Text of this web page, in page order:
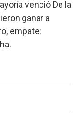
venció De la
ganar a
empate: